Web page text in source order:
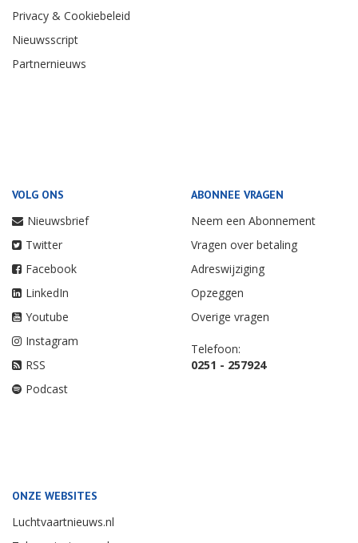
Privacy & Cookiebeleid
Nieuwsscript
Partnernieuws
VOLG ONS
Nieuwsbrief
Twitter
Facebook
LinkedIn
Youtube
Instagram
RSS
Podcast
ABONNEE VRAGEN
Neem een Abonnement
Vragen over betaling
Adreswijziging
Opzeggen
Overige vragen
Telefoon:
0251 - 257924
ONZE WEBSITES
Luchtvaartnieuws.nl